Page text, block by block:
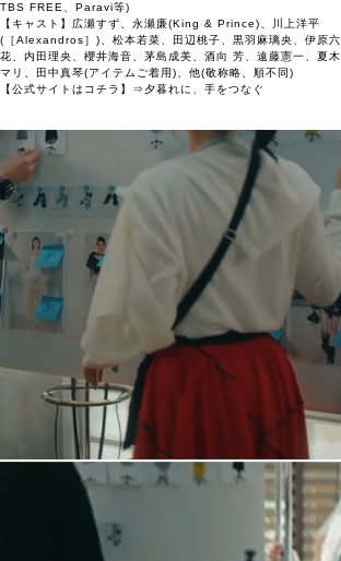
TBS FREE、Paravi等)
【キャスト】広瀬すず、永瀬廉(King & Prince)、川上洋平
(［Alexandros］)、松本若菜、田辺桃子、黒羽麻璃央、伊原六
花、内田理央、櫻井海音、茅島成美、酒向 芳、遠藤憲一、夏木
マリ、田中真琴(アイテムご着用)、他(敬称略、順不同)
【公式サイトはコチラ】⇒夕暮れに、手をつなぐ